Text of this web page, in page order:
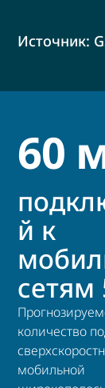
Источник:
60
й к
сетям
количество
мобильной